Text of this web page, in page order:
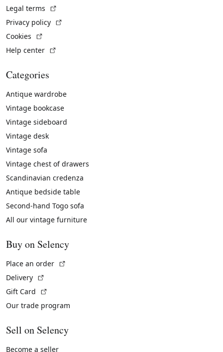
Legal terms
Privacy policy
Cookies
Help center
Categories
Antique wardrobe
Vintage bookcase
Vintage sideboard
Vintage desk
Vintage sofa
Vintage chest of drawers
Scandinavian credenza
Antique bedside table
Second-hand Togo sofa
All our vintage furniture
Buy on Selency
Place an order
Delivery
Gift Card
Our trade program
Sell on Selency
Become a seller